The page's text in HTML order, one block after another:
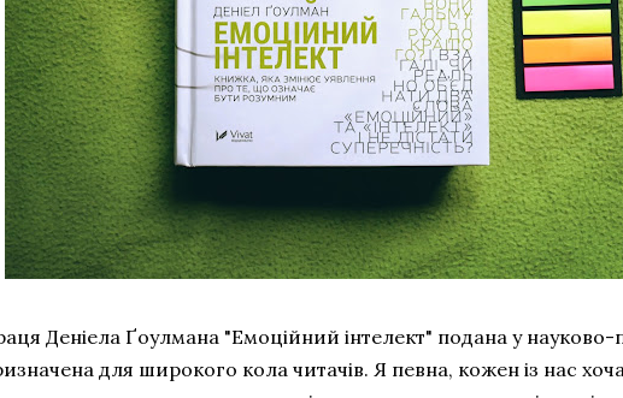
Деніела Ґоулмана "Емоційний інтелект" подана у науково-
для широкого кола читачів. Я певна, кожен із нас